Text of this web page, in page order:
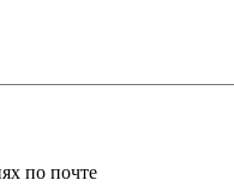
по почте